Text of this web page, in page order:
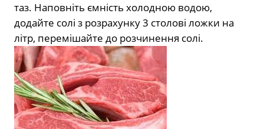
таз. Наповніть ємність холодною водою,
додайте солі з розрахунку 3 столові ложки на
літр, перемішайте до розчинення солі.